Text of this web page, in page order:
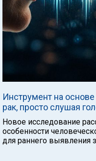
Инструмент на
рак, просто слушая
Новое исследование
особенности
для раннего выявления